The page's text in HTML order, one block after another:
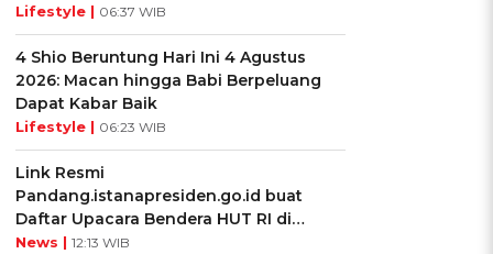
Lifestyle | 06:37 WIB
4 Shio Beruntung Hari Ini 4 Agustus
2026: Macan hingga Babi Berpeluang
Dapat Kabar Baik
Lifestyle | 06:23 WIB
Link Resmi
Pandang.istanapresiden.go.id buat
Daftar Upacara Bendera HUT RI di
Istana Negara
News | 12:13 WIB